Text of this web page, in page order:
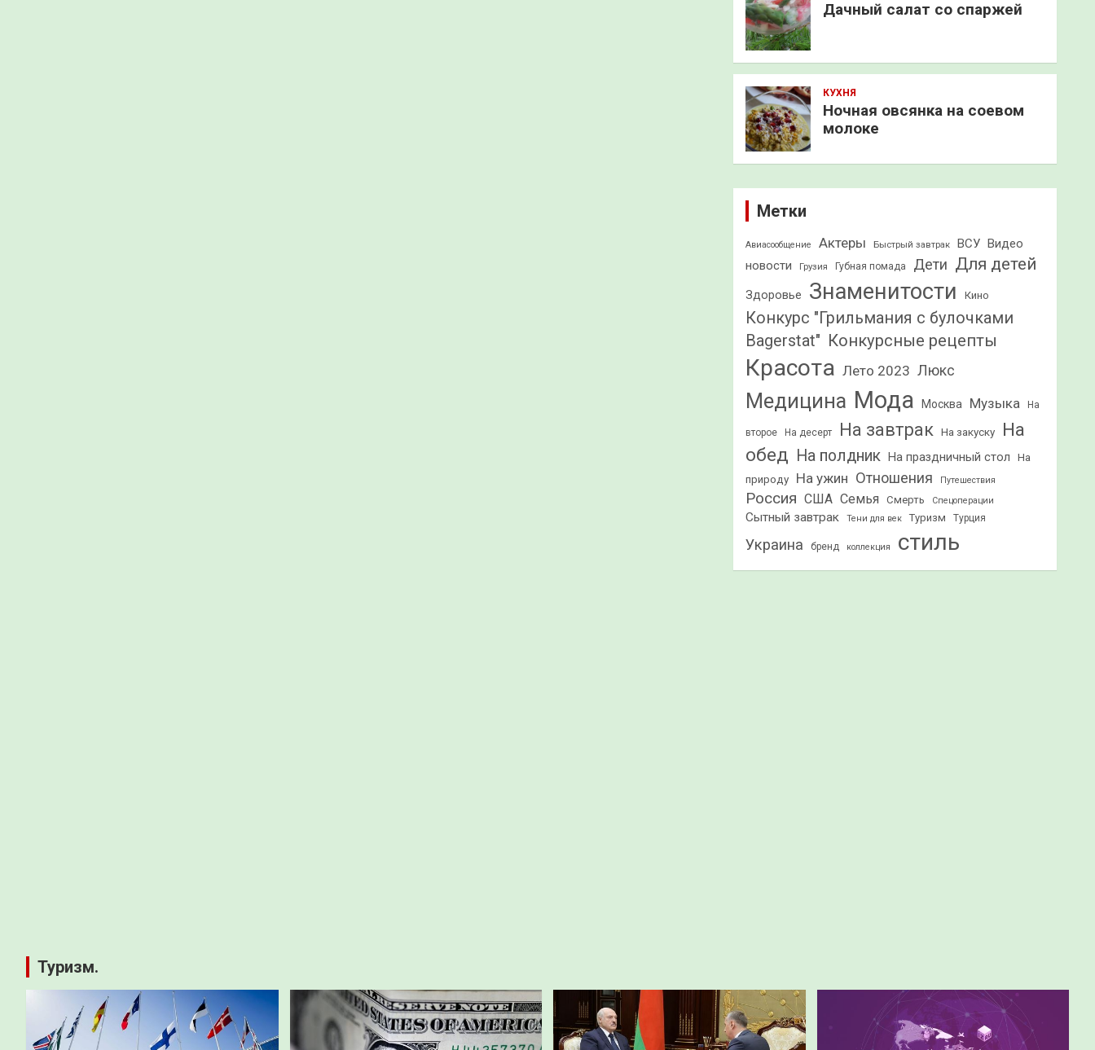
Дачный салат со спаржей
КУХНЯ
Ночная овсянка на соевом
молоке
Метки
Авиасообщение Актеры Быстрый завтрак ВСУ Видео
новости
Грузия Губная помада Дети Для детей
Здоровье Знаменитости Кино
Конкурс "Грильмания с булочками
Bagerstat" Конкурсные рецепты
Красота Лето 2023 Люкс
Медицина Мода Москва Музыка На
второе На десерт На завтрак На закуску
На
обед На полдник На праздничный стол
На
природу
На ужин Отношения Путешествия
Россия США Семья Смерть Спецоперации
Сытный завтрак Тени для век Туризм Турция
Украина бренд коллекция стиль
Туризм.